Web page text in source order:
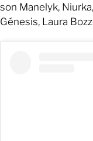
son Manelyk,
Génesis, Laura